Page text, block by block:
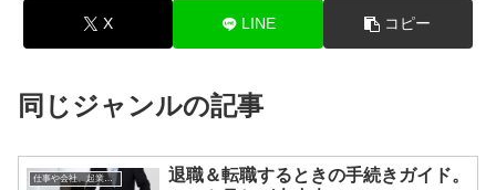
X LINE コピー
同じジャンルの記事
仕事や会社、起業の悩みを解決
退職＆転職するときの手続きガイド。